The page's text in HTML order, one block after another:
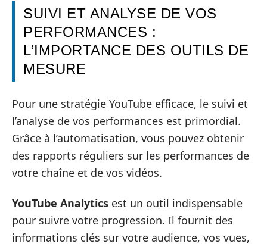
SUIVI ET ANALYSE DE VOS
PERFORMANCES :
L’IMPORTANCE DES OUTILS DE
MESURE
Pour une stratégie YouTube efficace, le suivi et
l’analyse de vos performances est primordial.
Grâce à l’automatisation, vous pouvez obtenir
des rapports réguliers sur les performances de
votre chaîne et de vos vidéos.
YouTube Analytics est un outil indispensable
pour suivre votre progression. Il fournit des
informations clés sur votre audience, vos vues,